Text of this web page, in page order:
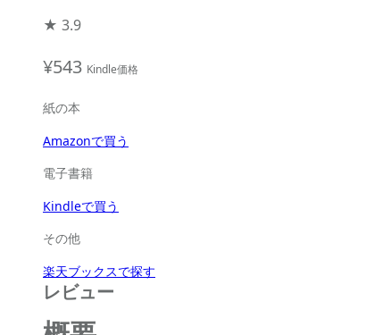
★ 3.9
¥543 Kindle価格
紙の本
Amazonで買う
電子書籍
Kindleで買う
その他
楽天ブックスで探す
レビュー